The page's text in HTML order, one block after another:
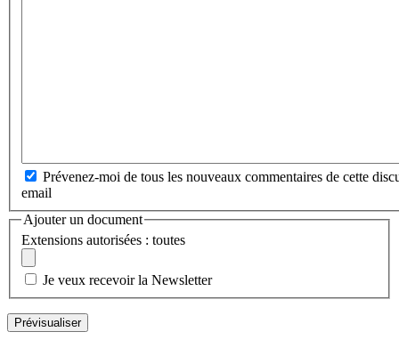
Prévenez-moi de tous les nouveaux commentaires de cette
email
Ajouter un document
Extensions autorisées : toutes
Je veux recevoir la Newsletter